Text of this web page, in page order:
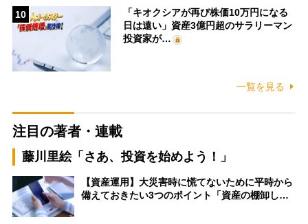
10
「キオクシアが再び株価10万円になる
日は遠い」資産3億円超のサラリーマン
投資家が…
一覧を見る
注目の著者・連載
藤川里絵「さあ、投資を始めよう！」
【資産運用】大災害時に慌てないために平時から
備えておきたい3つのポイント「資産の棚卸し…